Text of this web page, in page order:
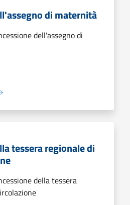
di maternità
dell'assegno di
tessera regionale di
della tessera